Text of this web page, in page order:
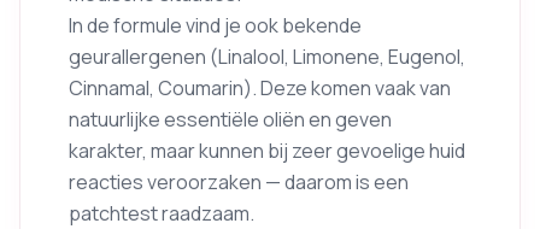
In de formule vind je ook bekende
geurallergenen (Linalool, Limonene, Eugenol,
Cinnamal, Coumarin). Deze komen vaak van
natuurlijke essentiële oliën en geven
karakter, maar kunnen bij zeer gevoelige huid
reacties veroorzaken — daarom is een
patchtest raadzaam.